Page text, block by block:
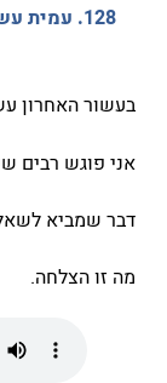
128.
בעשור האחרון
אני פוגש רבים
דבר שמביא
מה זו הצלחה.